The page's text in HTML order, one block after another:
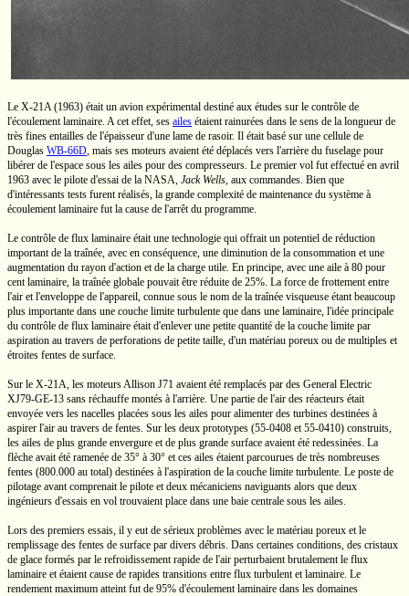
Le X-21A (1963) était un avion expérimental destiné aux études sur le contrôle de
l'écoulement laminaire. A cet effet, ses ailes étaient rainurées dans le sens de la longueur de
très fines entailles de l'épaisseur d'une lame de rasoir. Il était basé sur une cellule de
Douglas WB-66D, mais ses moteurs avaient été déplacés vers l'arrière du fuselage pour
libérer de l'espace sous les ailes pour des compresseurs. Le premier vol fut effectué en avril
1963 avec le pilote d'essai de la NASA, Jack Wells, aux commandes. Bien que
d'intéressants tests furent réalisés, la grande complexité de maintenance du système à
écoulement laminaire fut la cause de l'arrêt du programme.
Le contrôle de flux laminaire était une technologie qui offrait un potentiel de réduction
important de la traînée, avec en conséquence, une diminution de la consommation et une
augmentation du rayon d'action et de la charge utile. En principe, avec une aile à 80 pour
cent laminaire, la traînée globale pouvait être réduite de 25%. La force de frottement entre
l'air et l'enveloppe de l'appareil, connue sous le nom de la traînée visqueuse étant beaucoup
plus importante dans une couche limite turbulente que dans une laminaire, l'idée principale
du contrôle de flux laminaire était d'enlever une petite quantité de la couche limite par
aspiration au travers de perforations de petite taille, d'un matériau poreux ou de multiples et
étroites fentes de surface.
Sur le X-21A, les moteurs Allison J71 avaient été remplacés par des General Electric
XJ79-GE-13 sans réchauffe montés à l'arrière. Une partie de l'air des réacteurs était
envoyée vers les nacelles placées sous les ailes pour alimenter des turbines destinées à
aspirer l'air au travers de fentes. Sur les deux prototypes (55-0408 et55-0410) construits,
les ailes de plus grande envergure et de plus grande surface avaient été redessinées. La
flèche avait été ramenée de 35° à 30° et ces ailes étaient parcourues de très nombreuses
fentes (800.000 au total) destinées à l'aspiration de la couche limite turbulente. Le poste de
pilotage avant comprenait le pilote et deux mécaniciens naviguants alors que deux
ingénieurs d'essais en vol trouvaient place dans une baie centrale sous les ailes.
Lors des premiers essais, il y eut de sérieux problèmes avec le matériau poreux et le
remplissage des fentes de surface par divers débris. Dans certaines conditions, des cristaux
de glace formés par le refroidissement rapide de l'air perturbaient brutalement le flux
laminaire et étaient cause de rapides transitions entre flux turbulent et laminaire. Le
rendement maximum atteint fut de 95% d'écoulement laminaire dans les domaines